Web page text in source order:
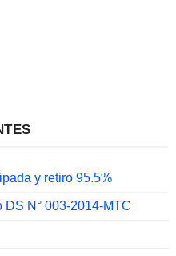
y retiro 95.5%
DS N° 003-2014-MTC